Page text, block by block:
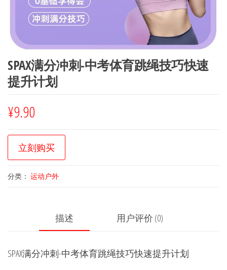
SPAX满分冲刺-中考体育跳绳技巧快速
提升计划
¥9.90
立刻购买
分类： 运动户外
描述 用户评价 (0)
SPAX满分冲刺-中考体育跳绳技巧快速提升计划